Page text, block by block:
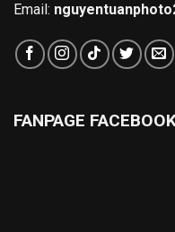
Email:
FANPAGE